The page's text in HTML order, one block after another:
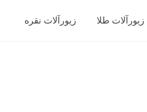
زیورآلات طلا زیورآلات نقره